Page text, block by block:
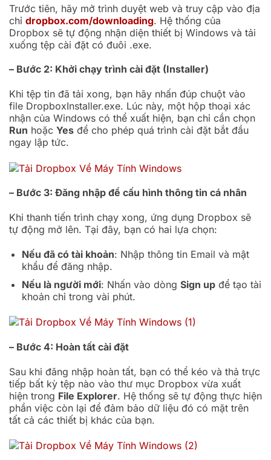
Trước tiên, hãy mở trình duyệt web và truy cập vào địa
chỉ dropbox.com/downloading. Hệ thống của
Dropbox sẽ tự động nhận diện thiết bị Windows và tải
xuống tệp cài đặt có đuôi .exe.
– Bước 2: Khởi chạy trình cài đặt (Installer)
Khi tệp tin đã tải xong, bạn hãy nhấn đúp chuột vào
file DropboxInstaller.exe. Lúc này, một hộp thoại xác
nhận của Windows có thể xuất hiện, bạn chỉ cần chọn
Run hoặc Yes để cho phép quá trình cài đặt bắt đầu
ngay lập tức.
– Bước 3: Đăng nhập để cấu hình thông tin cá nhân
Khi thanh tiến trình chạy xong, ứng dụng Dropbox sẽ
tự động mở lên. Tại đây, bạn có hai lựa chọn:
Nếu đã có tài khoản: Nhập thông tin Email và mật
khẩu để đăng nhập.
Nếu là người mới: Nhấn vào dòng Sign upđể tạo tài
khoản chỉ trong vài phút.
– Bước 4: Hoàn tất cài đặt
Sau khi đăng nhập hoàn tất, bạn có thể kéo và thả trực
tiếp bất kỳ tệp nào vào thư mục Dropbox vừa xuất
hiện trong File Explorer. Hệ thống sẽ tự động thực hiện
phần việc còn lại để đảm bảo dữ liệu đó có mặt trên
tất cả các thiết bị khác của bạn.